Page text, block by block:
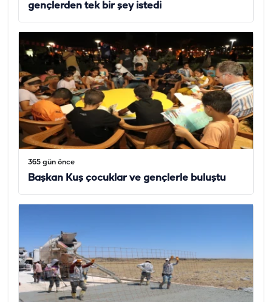
gençlerden tek bir şey istedi
365 gün önce
Başkan Kuş çocuklar ve gençlerle buluştu